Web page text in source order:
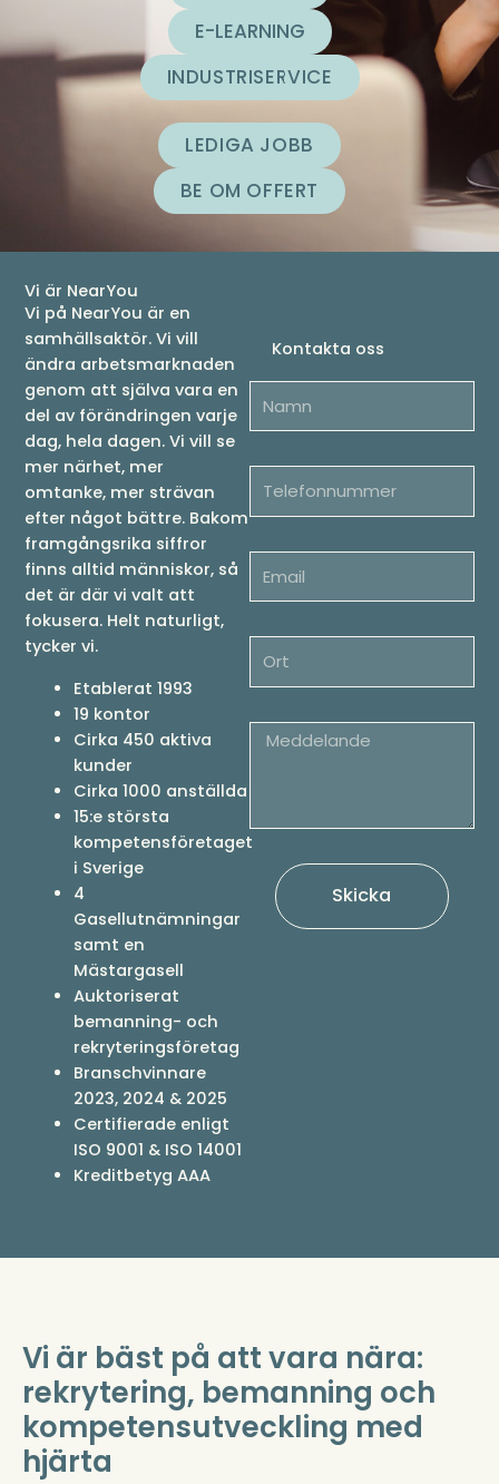
E-LEARNING
INDUSTRISERVICE
LEDIGA JOBB
BE OM OFFERT
Vi är NearYou
Vi på NearYou är en
samhällsaktör. Vi vill
ändra arbetsmarknaden
genom att själva vara en
del av förändringen varje
dag, hela dagen. Vi vill se
mer närhet, mer
omtanke, mer strävan
efter något bättre. Bakom
framgångsrika siffror
finns alltid människor, så
det är där vi valt att
fokusera. Helt naturligt,
tycker vi.
Etablerat 1993
19 kontor
Cirka 450 aktiva
kunder
Cirka 1000 anställda
15:e största
kompetensföretaget
i Sverige
4
Gasellutnämningar
samt en
Mästargasell
Auktoriserat
bemanning- och
rekryteringsföretag
Branschvinnare
2023, 2024 & 2025
Certifierade enligt
ISO 9001 & ISO 14001
Kreditbetyg AAA
Kontakta oss
Skicka
Vi är bäst på att vara nära:
rekrytering, bemanning och
kompetensutveckling med
hjärta